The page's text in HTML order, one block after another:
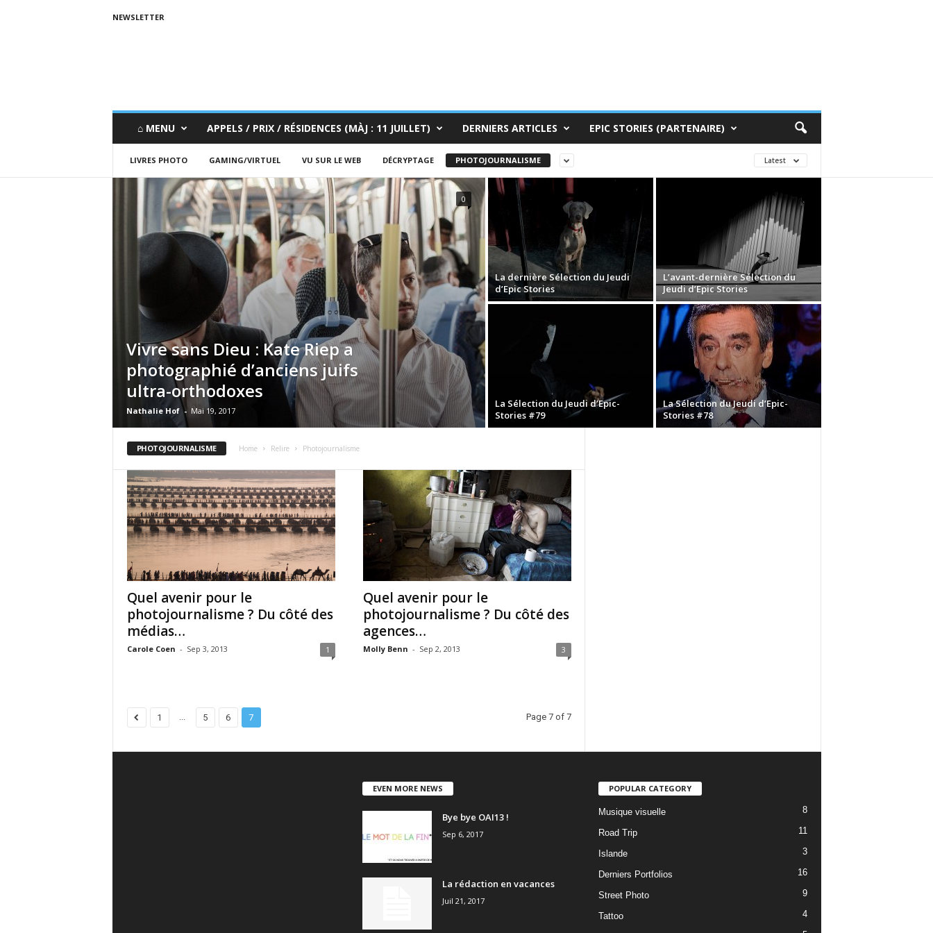
NEWSLETTER
⌂ MENU APPELS / PRIX / RÉSIDENCES (MÀJ : 11 JUILLET) DERNIERS ARTICLES EPIC STORIES (PARTENAIRE)
LIVRES PHOTO GAMING/VIRTUEL VU SUR LE WEB DÉCRYPTAGE PHOTOJOURNALISME Latest
Vivre sans Dieu : Kate Riep a
photographié d’anciens juifs
ultra-orthodoxes
Nathalie Hof - Mai 19, 2017
0
La dernière Sélection du Jeudi
d’Epic Stories
L’avant-dernière Sélection du
Jeudi d’Epic Stories
La Sélection du Jeudi d’Epic-
Stories #79
La Sélection du Jeudi d’Epic-
Stories #78
PHOTOJOURNALISME Home Relire Photojournalisme
Quel avenir pour le
photojournalisme ? Du côté des
médias…
Carole Coen - Sep 3, 2013 1
Quel avenir pour le
photojournalisme ? Du côté des
agences…
Molly Benn - Sep 2, 2013 3
1 ... 5 6 7 Page 7 of 7
EVEN MORE NEWS
Bye bye OAI13 !
Sep 6, 2017
La rédaction en vacances
Juil 21, 2017
POPULAR CATEGORY
Musique visuelle 8
Road Trip 11
Islande 3
Derniers Portfolios 16
Street Photo 9
Tattoo 4